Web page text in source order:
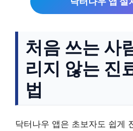
처음 쓰는 사
리지 않는 진
법
닥터나우 앱은 초보자도 쉽게